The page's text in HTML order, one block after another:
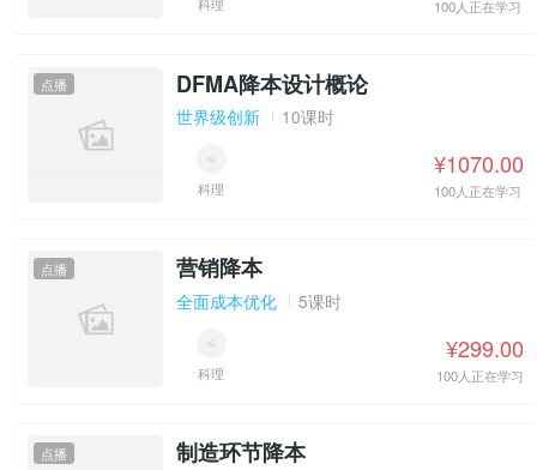
100人正在学习
点播 DFMA降本设计概论
世界级创新 10课时
科理
¥1070.00
100人正在学习
点播 营销降本
全面成本优化 5课时
科理
¥299.00
100人正在学习
点播 制造环节降本